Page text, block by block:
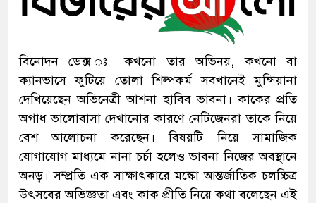
বিনোদন ডেক্স ঃ কখনো তার অভিনয়, কখনো বা
ক্যানভাসে ফুটিয়ে তোলা শিল্পকর্ম সবখানেই মুন্সিয়ানা
দেখিয়েছেন অভিনেত্রী আশনা হাবিব ভাবনা। কাকের প্রতি
অগাধ ভালোবাসা দেখানোর কারণে নেটিজেনরা তাকে নিয়ে
বেশ আলোচনা করেছেন। বিষয়টি নিয়ে সামাজিক
যোগাযোগ মাধ্যমে নানা চর্চা হলেও ভাবনা নিজের অবস্থানে
অনড়। সম্প্রতি এক সাক্ষাৎকারে মস্কো আন্তর্জাতিক চলচ্চিত্র
উৎসবের অভিজ্ঞতা এবং কাক প্রীতি নিয়ে কথা বলেছেন এই